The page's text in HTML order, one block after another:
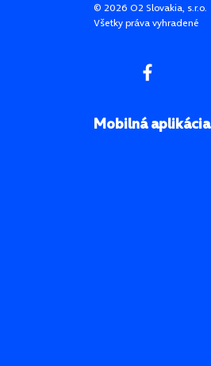
© 2026 O2 Slovakia, s.r.o.
Všetky práva vyhradené
Mobilná aplikácia